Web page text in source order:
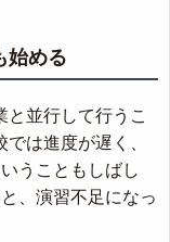
始める
と並行して行うこ
は進度が遅く、
うこともしばし
、演習不足になっ